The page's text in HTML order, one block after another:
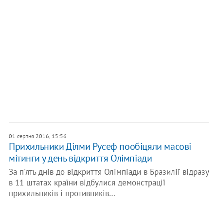
01 серпня 2016, 15:56
Прихильники Ділми Русеф пообіцяли масові
мітинги у день відкриття Олімпіади
За п'ять днів до відкриття Олімпіади в Бразилії відразу
в 11 штатах країни відбулися демонстрації
прихильників і противників…